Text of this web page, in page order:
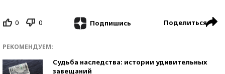
0 0 Подпишись Поделиться
РЕКОМЕНДУЕМ:
Судьба наследства: истории удивительных
завещаний